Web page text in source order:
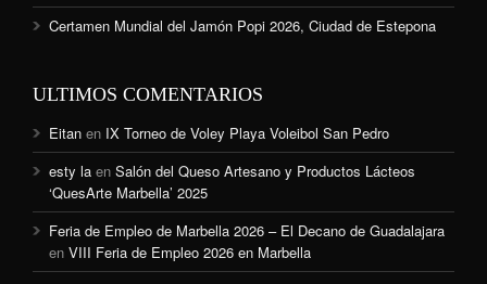
Certamen Mundial del Jamón Popi 2026, Ciudad de Estepona
ULTIMOS COMENTARIOS
Eitan en IX Torneo de Voley Playa Voleibol San Pedro
esty la en Salón del Queso Artesano y Productos Lácteos
‘QuesArte Marbella’ 2025
Feria de Empleo de Marbella 2026 – El Decano de Guadalajara
en VIII Feria de Empleo 2026 en Marbella